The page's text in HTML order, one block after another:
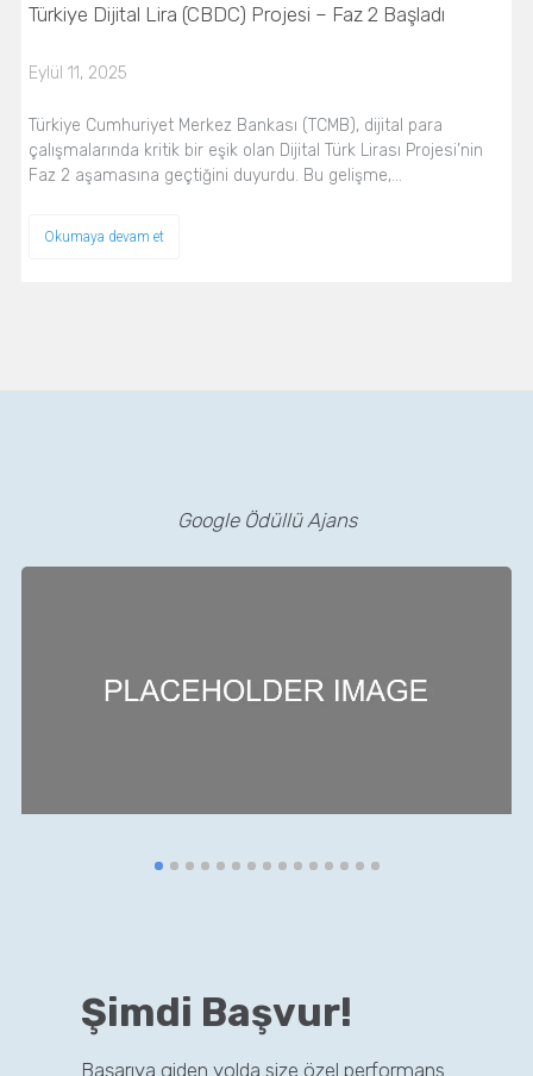
Türkiye Dijital Lira (CBDC) Projesi – Faz 2 Başladı
Eylül 11, 2025
Türkiye Cumhuriyet Merkez Bankası (TCMB), dijital para
çalışmalarında kritik bir eşik olan Dijital Türk Lirası Projesi’nin
Faz 2 aşamasına geçtiğini duyurdu. Bu gelişme,…
Okumaya devam et
Google Ödüllü Ajans
Şimdi Başvur!
Başarıya giden yolda size özel performans